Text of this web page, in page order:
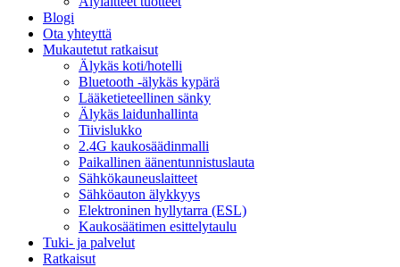
Blogi
Ota yhteyttä
Mukautetut ratkaisut
Älykäs koti/hotelli
Bluetooth -älykäs kypärä
Lääketieteellinen sänky
Älykäs laidunhallinta
Tiivislukko
2.4G kaukosäädinmalli
Paikallinen äänentunnistuslauta
Sähkökauneuslaitteet
Sähköauton älykkyys
Elektroninen hyllytarra (ESL)
Kaukosäätimen esittelytaulu
Tuki- ja palvelut
Ratkaisut